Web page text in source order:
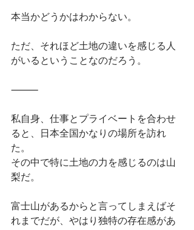
本当かどうかはわからない。
ただ、それほど土地の違いを感じる人
がいるということなのだろう。
⸻
私自身、仕事とプライベートを合わせ
ると、日本全国かなりの場所を訪れ
た。
その中で特に土地の力を感じるのは山
梨だ。
富士山があるからと言ってしまえばそ
れまでだが、やはり独特の存在感があ